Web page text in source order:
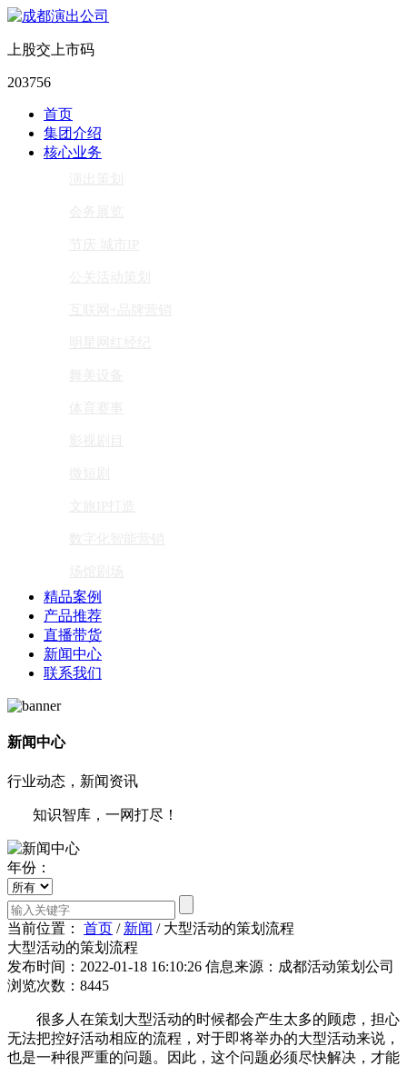
上股交上市码
203756
首页
集团介绍
核心业务
精品案例
产品推荐
直播带货
新闻中心
联系我们
新闻中心
行业动态，新闻资讯
知识智库，一网打尽！
年份：
当前位置： 首页 / 新闻 / 大型活动的策划流程
大型活动的策划流程
发布时间：2022-01-18 16:10:26 信息来源：成都活动策划公司
浏览次数：8445
很多人在策划大型活动的时候都会产生太多的顾虑，担心
无法把控好活动相应的流程，对于即将举办的大型活动来说，
也是一种很严重的问题。因此，这个问题必须尽快解决，才能